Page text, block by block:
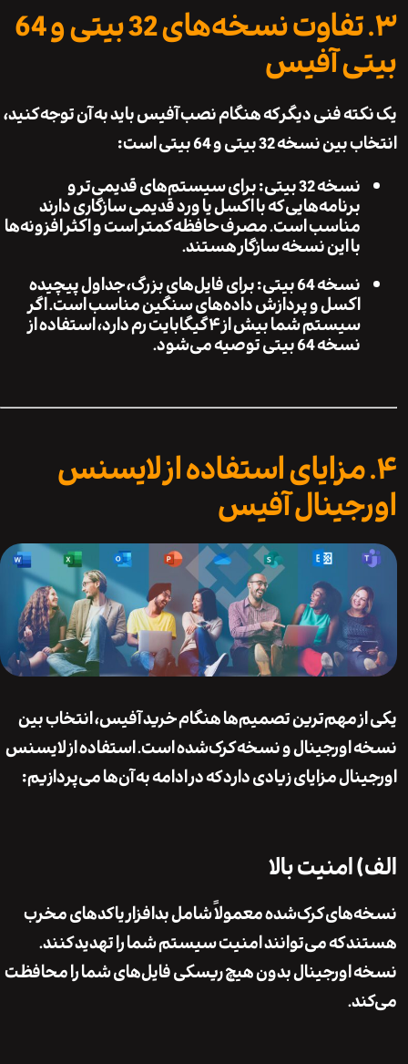
۳. تفاوت نسخه‌های 32 بیتی و 64
آفیس
فنی دیگر که هنگام نصب آفیس باید به آن توجه کنید،
32 بیتی و 64 بیتی است:
نسخه 32 بیتی:
برای سیستم‌های قدیمی‌تر و
برنامه‌هایی که با اکسل یا ورد قدیمی سازگاری دارند
مناسب است. مصرف حافظه کمتر است و اکثر افزونه‌ها
با این نسخه سازگار هستند.
نسخه 64 بیتی:
برای فایل‌های بزرگ، جداول پیچیده
اکسل و پردازش داده‌های سنگین مناسب است. اگر
سیستم شما بیش از ۴ گیگابایت رم دارد، استفاده از
نسخه 64 بیتی توصیه می‌شود.
مزایای استفاده از لایسنس
آفیس
مهم‌ترین تصمیم‌ها هنگام خرید آفیس، انتخاب بین
و نسخه کرک‌شده است. استفاده از لایسنس
مزایای زیادی دارد که در ادامه به آن‌ها می‌پردازیم:
بالا
کرک‌شده معمولاً شامل بدافزار یا کدهای مخرب
که می‌توانند امنیت سیستم شما را تهدید کنند.
بدون هیچ ریسکی فایل‌های شما را محافظت